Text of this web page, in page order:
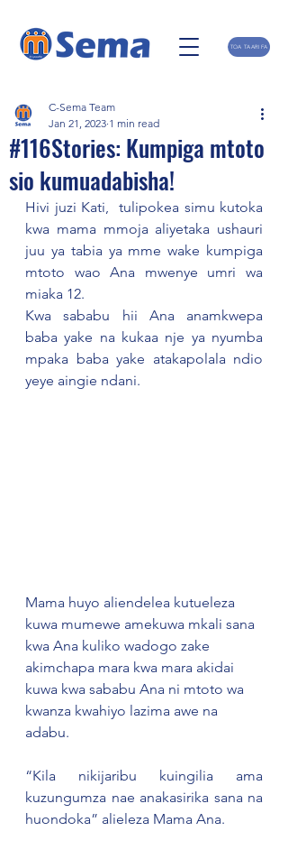
TOA TAARIFA
#116Stories: Kumpiga mtoto
sio kumuadabisha!
C-Sema Team
Jan 21, 2023 1 min read
Hivi juzi Kati,  tulipokea simu kutoka
kwa mama mmoja aliyetaka ushauri
juu ya tabia ya mme wake kumpiga
mtoto wao Ana mwenye umri wa
miaka 12.
Kwa sababu hii Ana anamkwepa
baba yake na kukaa nje ya nyumba
mpaka baba yake atakapolala ndio
yeye aingie ndani.
Mama huyo aliendelea kutueleza
kuwa mumewe amekuwa mkali sana
kwa Ana kuliko wadogo zake
akimchapa mara kwa mara akidai
kuwa kwa sababu Ana ni mtoto wa
kwanza kwahiyo lazima awe na
adabu.
“Kila nikijaribu kuingilia ama
kuzungumza nae anakasirika sana na
huondoka” alieleza Mama Ana.